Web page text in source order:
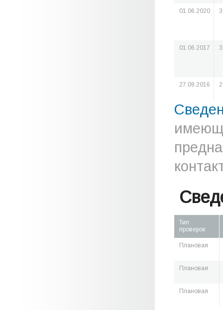
01.06.2020
01.06.2017
27.09.2016
Тип
проверок
Плановая
Плановая
Плановая